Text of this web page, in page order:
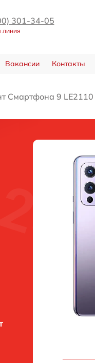
301-34-05
линия
Вакансии Контакты
Смартфона 9 LE2110